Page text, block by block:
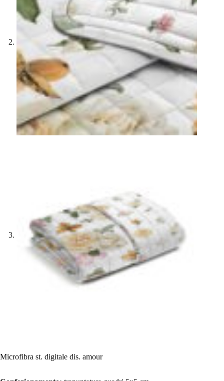
Microfibra st. digitale dis. amour